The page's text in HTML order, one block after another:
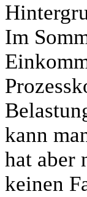
Im
kann
hat aber
keinen